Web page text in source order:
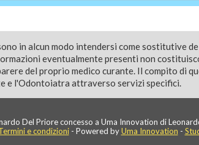
in alcun modo intendersi come sostitutive
eventualmente presenti non
del proprio medico curante. Il compito di
e l'Odontoiatra attraverso servizi specifici.
Del Priore concesso a Uma Innovation di
e condizioni- Powered byUma Innovation -